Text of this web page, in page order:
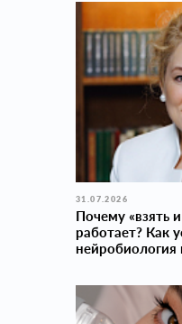
31.07.2026
Почему «взять
работает? Как
нейробиология